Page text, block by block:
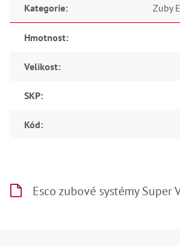
Kategorie: Zuby
Hmotnost:
Velikost:
SKP:
Kód:
Esco zubové systémy Super